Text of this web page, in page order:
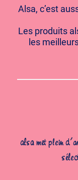
alsa met plein
Alsa, c’est
Les produits
les